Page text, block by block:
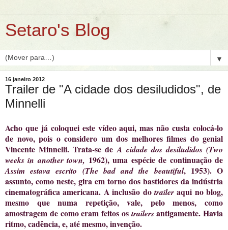
Setaro's Blog
▼
16 janeiro 2012
Trailer de "A cidade dos desiludidos", de
Minnelli
Acho que já coloquei este vídeo aqui, mas não custa colocá-lo
de novo, pois o considero um dos melhores filmes do genial
Vincente Minnelli. Trata-se deA cidade dos desiludidos (Two
weeks in another town, 1962), uma espécie de continuação de
Assim estava escrito (The bad and the beautiful, 1953). O
assunto, como neste, gira em torno dos bastidores da indústria
cinematográfica americana. A inclusão dotraileraqui no blog,
mesmo que numa repetição, vale, pelo menos, como
amostragem de como eram feitos ostrailersantigamente. Havia
ritmo, cadência, e, até mesmo, invenção.